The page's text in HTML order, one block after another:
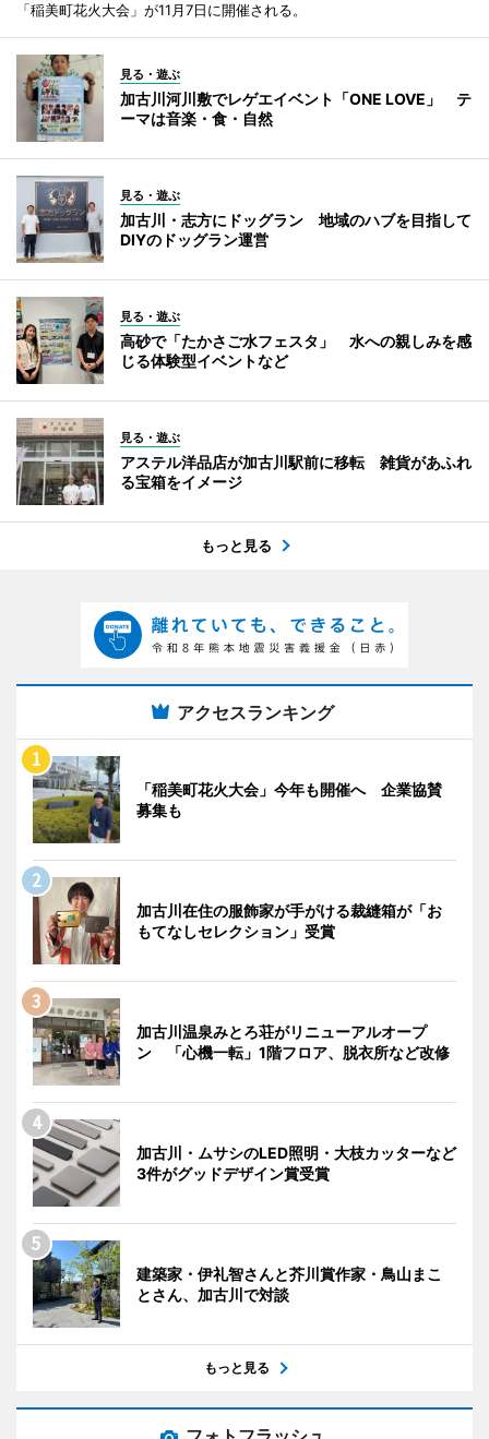
「稲美町花火大会」が11月7日に開催される。
見る・遊ぶ
加古川河川敷でレゲエイベント「ONE LOVE」 テ
ーマは音楽・食・自然
見る・遊ぶ
加古川・志方にドッグラン 地域のハブを目指して
DIYのドッグラン運営
見る・遊ぶ
高砂で「たかさご水フェスタ」 水への親しみを感
じる体験型イベントなど
見る・遊ぶ
アステル洋品店が加古川駅前に移転 雑貨があふれ
る宝箱をイメージ
もっと見る
アクセスランキング
「稲美町花火大会」今年も開催へ 企業協賛
募集も
加古川在住の服飾家が手がける裁縫箱が「お
もてなしセレクション」受賞
加古川温泉みとろ荘がリニューアルオープ
ン 「心機一転」1階フロア、脱衣所など改修
加古川・ムサシのLED照明・大枝カッターなど
3件がグッドデザイン賞受賞
建築家・伊礼智さんと芥川賞作家・鳥山まこ
とさん、加古川で対談
もっと見る